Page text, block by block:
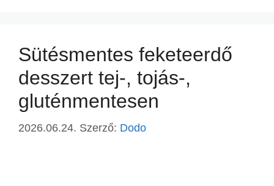
Sütésmentes feketeerdő
desszert tej-, tojás-,
gluténmentesen
2026.06.24. Szerző: Dodo